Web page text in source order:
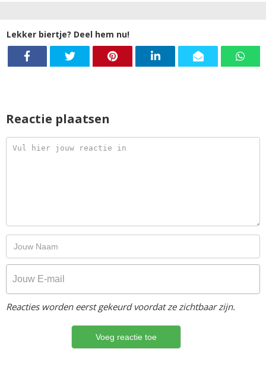
Lekker biertje? Deel hem nu!
Reactie plaatsen
Reacties worden eerst gekeurd voordat ze zichtbaar zijn.